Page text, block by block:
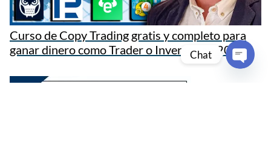
Curso de Copy Trading gratis y completo para
ganar dinero como Trader o Inversor en 2023
Chat